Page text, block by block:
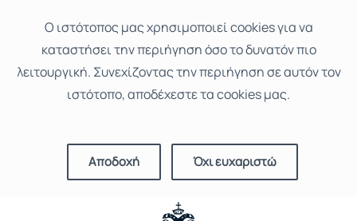
Ο ιστότοπoς μας χρησιμοποιεί cookies για να
καταστήσει την περιήγηση όσο το δυνατόν πιο
λειτουργική. Συνεχίζοντας την περιήγηση σε αυτόν τον
ιστότοπο, αποδέχεστε τα cookies μας.
Αποδοχή Όχι ευχαριστώ